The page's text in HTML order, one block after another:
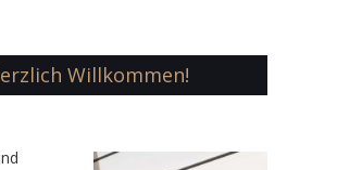
Willkommen!